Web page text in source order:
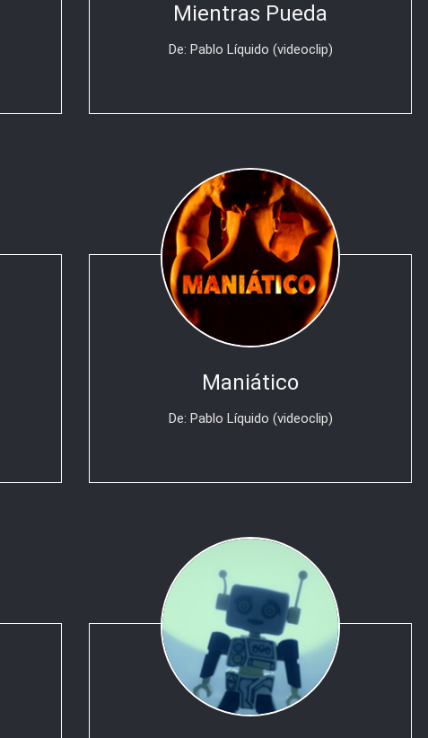
Mientras Pueda
De: Pablo Líquido (videoclip)
Maniático
De: Pablo Líquido (videoclip)